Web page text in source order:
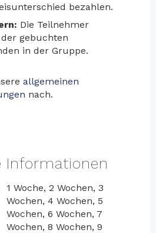
bezahlen.
Die Teilnehmer
gebuchten
in der Gruppe.
allgemeinen
nach.
Informationen
1 Woche, 2 Wochen, 3
Wochen, 4 Wochen, 5
Wochen, 6 Wochen, 7
Wochen, 8 Wochen, 9